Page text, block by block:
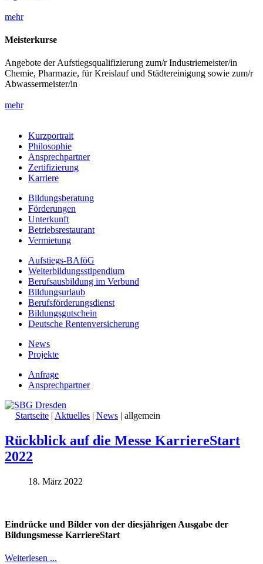
mehr
Meisterkurse
Angebote der Aufstiegsqualifizierung zum/r Industriemeister/in
Chemie, Pharmazie, für Kreislauf und Städtereinigung sowie zum/r
Abwassermeister/in
mehr
Kurzportrait
Philosophie
Ansprechpartner
Zertifizierung
Karriere
Bildungsberatung
Förderungen
Unterkunft
Betriebsrestaurant
Vermietung
Aufstiegs-BAföG
Weiterbildungsstipendium
Berufsausbildung im Verbund
Bildungsurlaub
Berufsförderungsdienst
Bildungsgutschein
Deutsche Rentenversicherung
News
Projekte
Anfrage
Ansprechpartner
Startseite | Aktuelles | News | allgemein
Rückblick auf die Messe KarriereStart
2022
18. März 2022
Eindrücke und Bilder von der diesjährigen Ausgabe der
Bildungsmesse KarriereStart
Weiterlesen ...